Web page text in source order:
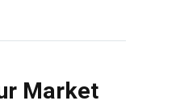
Market